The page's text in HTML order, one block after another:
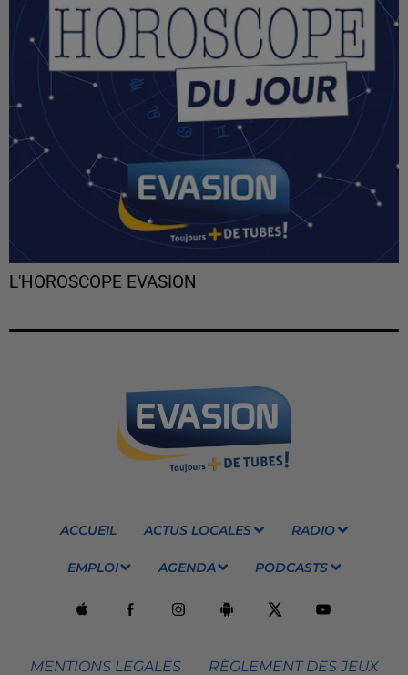
L'HOROSCOPE EVASION
ACCUEIL ACTUS LOCALES RADIO
EMPLOI AGENDA PODCASTS
MENTIONS LEGALES RÈGLEMENT DES JEUX